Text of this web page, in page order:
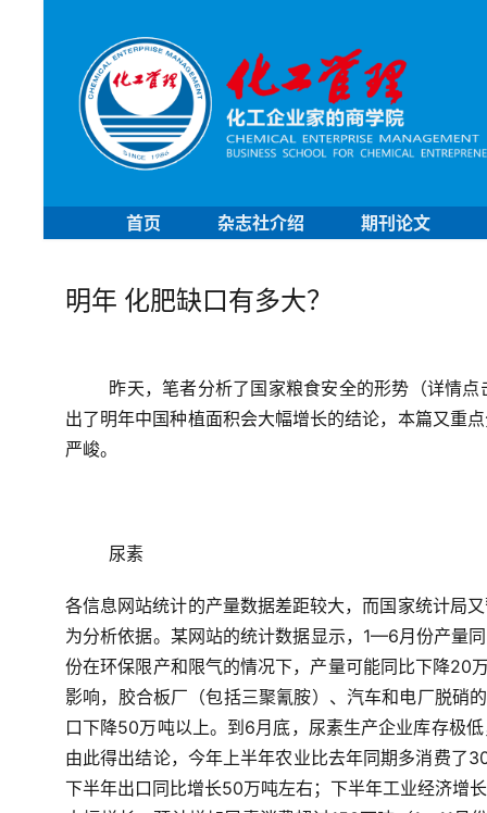
首页 杂志社介绍 期刊论文
明年 化肥缺口有多大？
昨天，笔者分析了国家粮食安全的形势（详情点
出了明年中国种植面积会大幅增长的结论，本篇又重
严峻。
尿素
各信息网站统计的产量数据差距较大，而国家统计局
为分析依据。某网站的统计数据显示，1—6月份产量
份在环保限产和限气的情况下，产量可能同比下降20
影响，胶合板厂（包括三聚氰胺）、汽车和电厂脱硝
口下降50万吨以上。到6月底，尿素生产企业库存极
由此得出结论，今年上半年农业比去年同期多消费了
下半年出口同比增长50万吨左右；下半年工业经济增